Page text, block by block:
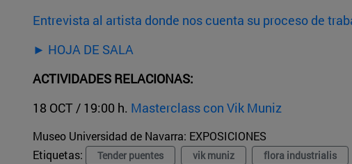
Entrevista al artista donde nos cuenta su proceso de
► HOJA DE SALA
ACTIVIDADES RELACIONAS:
18 OCT / 19:00 h. Masterclass con Vik Muniz
Museo Universidad de Navarra: EXPOSICIONES
Etiquetas:
Tender puentes vik muniz flora industrialis